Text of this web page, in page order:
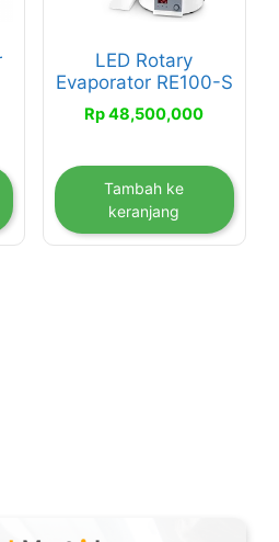
LED Rotary
Evaporator RE100-S
Rp48,500,000
Tambah ke
keranjang